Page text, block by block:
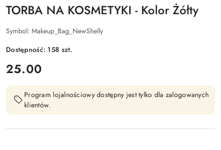
TORBA NA KOSMETYKI - Kolor Żółty
Symbol: Makeup_Bag_NewShelly
Dostępność: 158 szt.
cena:
25.00
Program lojalnościowy dostępny jest tylko dla zalogowanych
klientów.